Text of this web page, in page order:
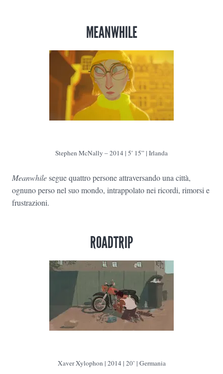
MEANWHILE
Stephen McNally – 2014 | 5′ 15” | Irlanda
Meanwhilesegue quattro persone attraversando una città,
ognuno perso nel suo mondo, intrappolato nei ricordi, rimorsi e
frustrazioni.
ROADTRIP
Xaver Xylophon | 2014 | 20’ | Germania